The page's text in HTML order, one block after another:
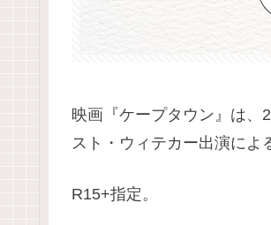
映画『ケープタウン』は、
スト・ウィテカー出演によ
R15+指定。